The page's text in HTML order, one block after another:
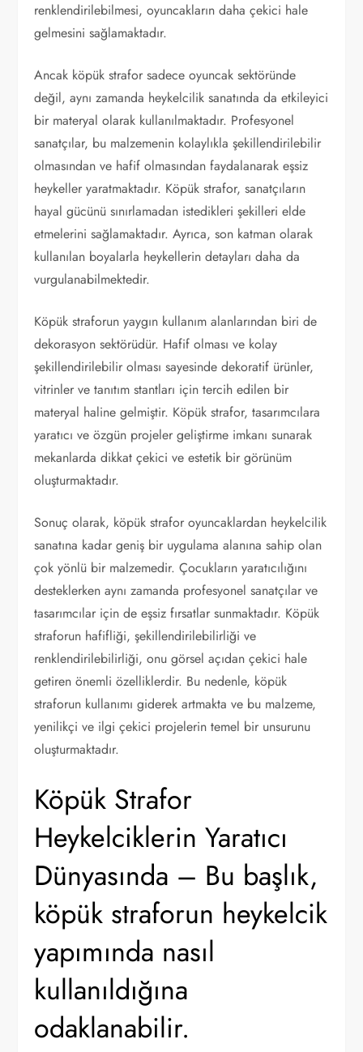
renklendirilebilmesi, oyuncakların daha çekici hale
gelmesini sağlamaktadır.
Ancak köpük strafor sadece oyuncak sektöründe
değil, aynı zamanda heykelcilik sanatında da etkileyici
bir materyal olarak kullanılmaktadır. Profesyonel
sanatçılar, bu malzemenin kolaylıkla şekillendirilebilir
olmasından ve hafif olmasından faydalanarak eşsiz
heykeller yaratmaktadır. Köpük strafor, sanatçıların
hayal gücünü sınırlamadan istedikleri şekilleri elde
etmelerini sağlamaktadır. Ayrıca, son katman olarak
kullanılan boyalarla heykellerin detayları daha da
vurgulanabilmektedir.
Köpük straforun yaygın kullanım alanlarından biri de
dekorasyon sektörüdür. Hafif olması ve kolay
şekillendirilebilir olması sayesinde dekoratif ürünler,
vitrinler ve tanıtım stantları için tercih edilen bir
materyal haline gelmiştir. Köpük strafor, tasarımcılara
yaratıcı ve özgün projeler geliştirme imkanı sunarak
mekanlarda dikkat çekici ve estetik bir görünüm
oluşturmaktadır.
Sonuç olarak, köpük strafor oyuncaklardan heykelcilik
sanatına kadar geniş bir uygulama alanına sahip olan
çok yönlü bir malzemedir. Çocukların yaratıcılığını
desteklerken aynı zamanda profesyonel sanatçılar ve
tasarımcılar için de eşsiz fırsatlar sunmaktadır. Köpük
straforun hafifliği, şekillendirilebilirliği ve
renklendirilebilirliği, onu görsel açıdan çekici hale
getiren önemli özelliklerdir. Bu nedenle, köpük
straforun kullanımı giderek artmakta ve bu malzeme,
yenilikçi ve ilgi çekici projelerin temel bir unsurunu
oluşturmaktadır.
Köpük Strafor
Heykelciklerin Yaratıcı
Dünyasında – Bu başlık,
köpük straforun heykelcik
yapımında nasıl
kullanıldığına
odaklanabilir.